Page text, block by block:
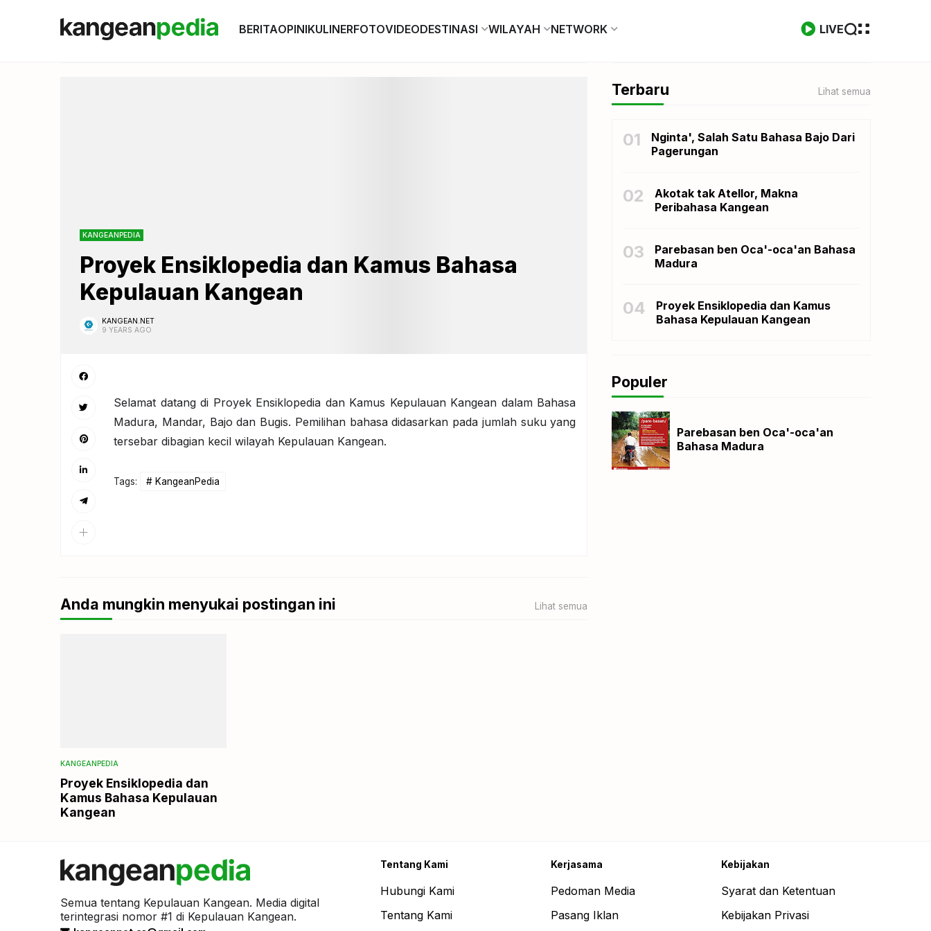
BERITAOPINIKULINERFOTOVIDEODESTINASI WILAYAH NETWORK LIVE
KANGEANPEDIA
Proyek Ensiklopedia dan Kamus Bahasa
Kepulauan Kangean
KANGEAN.NET
9 YEARS AGO
Selamat datang di Proyek Ensiklopedia dan Kamus Kepulauan Kangean dalam Bahasa
Madura, Mandar, Bajo dan Bugis. Pemilihan bahasa didasarkan pada jumlah suku yang
tersebar dibagian kecil wilayah Kepulauan Kangean.
Tags: KangeanPedia
Anda mungkin menyukai postingan ini Lihat semua
KANGEANPEDIA
Proyek Ensiklopedia dan
Kamus Bahasa Kepulauan
Kangean
Terbaru Lihat semua
01
Nginta', Salah Satu Bahasa Bajo Dari
Pagerungan
02
Akotak tak Atellor, Makna
Peribahasa Kangean
03
Parebasan ben Oca'-oca'an Bahasa
Madura
04
Proyek Ensiklopedia dan Kamus
Bahasa Kepulauan Kangean
Populer
Parebasan ben Oca'-oca'an
Bahasa Madura
Semua tentang Kepulauan Kangean. Media digital
terintegrasi nomor #1 di Kepulauan Kangean.
Tentang Kami
Hubungi Kami
Tentang Kami
Kerjasama
Pedoman Media
Pasang Iklan
Kebijakan
Syarat dan Ketentuan
Kebijakan Privasi